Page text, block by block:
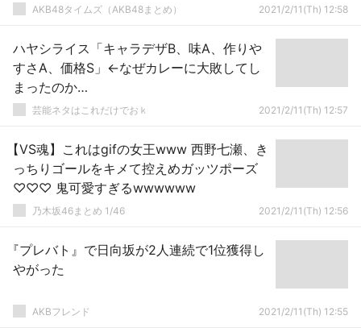
AKB48タイムズ（AKB48まとめ） 2021/2/11(Th) 12:58
ハヤシライス「キャラデザB、味A、作りや
すさA、価格S」←なぜカレーに大敗してし
まったのか…
芸能ネタはこれだけでおｋ 2021/2/11(Th) 12:57
【VS魂】これはgifの女王www 西野七瀬、き
っちりゴールをキメて控えめガッツポーズ
♡♡♡ 鬼可愛すぎるwwwwww
乃木坂46まとめ 1/46 2021/2/11(Th) 12:56
『プレバト』で日向坂が2人連続で1位獲得し
やがった
AKBフレンド 2021/2/11(Th) 12:55